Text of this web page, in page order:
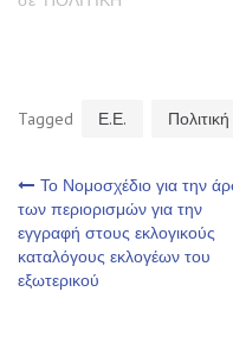
Tagged Ε.Ε. Πολιτική
άρθρων
Το Νομοσχέδιο για την
των περιορισμών για την
εγγραφή στους εκλογικούς
καταλόγους εκλογέων του
εξωτερικού